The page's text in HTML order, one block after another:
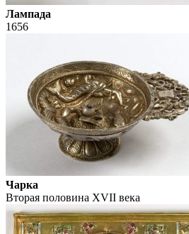
Лампада
1656
Чарка
Вторая половина XVII века